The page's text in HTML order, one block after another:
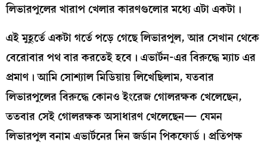
লিভারপুলের খারাপ খেলার কারণগুলোর মধ্যে এটা একটা।
এই মুহূর্তে একটা গর্তে পড়ে গেছে লিভারপুল, আর সেখান থেকে
বেরোবার পথ বার করতেই হবে। এভার্টন-এর বিরুদ্ধে ম্যাচ এর
প্রমাণ। আমি সোশ্যাল মিডিয়ায় লিখেছিলাম, যতবার
লিভারপুলের বিরুদ্ধে কোনও ইংরেজ গোলরক্ষক খেলেছেন,
ততবার সেই গোলরক্ষক অসাধারণ খেলেছেন— যেমন
লিভারপুল বনাম এভার্টনের দিন জর্ডান পিকফোর্ড। প্রতিপক্ষ